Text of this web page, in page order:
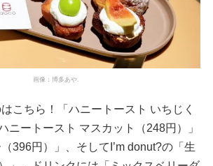
画像：博多あや.
こちら！「ハニートースト いちじく
ニートースト マスカット（248円）」
（396円）」、そしてI’m donut?の「生